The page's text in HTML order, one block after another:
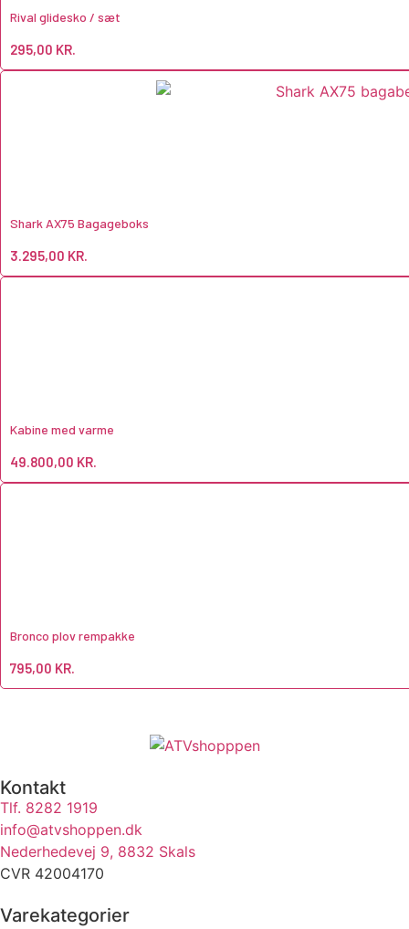
Rival glidesko / sæt
295,00 KR.
Shark AX75 Bagageboks
3.295,00 KR.
Kabine med varme
49.800,00 KR.
Bronco plov rempakke
795,00 KR.
Kontakt
Tlf. 8282 1919
info@atvshoppen.dk
Nederhedevej 9, 8832 Skals
CVR 42004170
Varekategorier